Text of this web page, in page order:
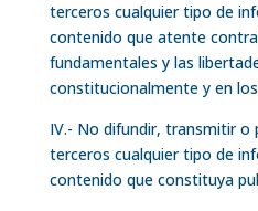
terceros cualquier tipo de
contenido que atente
fundamentales y las
constitucionalmente y en
IV.- No difundir, transmitir o
terceros cualquier tipo de
contenido que constituya